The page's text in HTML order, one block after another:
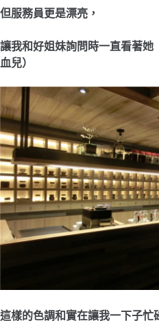
但服務員更是漂亮，
讓我和好姐妹詢問時一直看著她
血兒）
這樣的色調和實在讓我一下子忙